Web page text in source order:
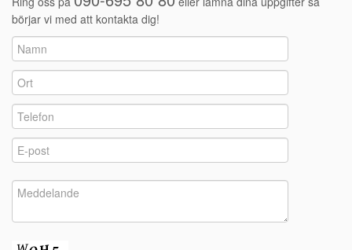
börjar vi med att kontakta dig!